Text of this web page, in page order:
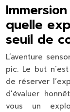
quelle
seuil de
L’aventure
pic. Le but
de réserver
d’évaluer
vous un